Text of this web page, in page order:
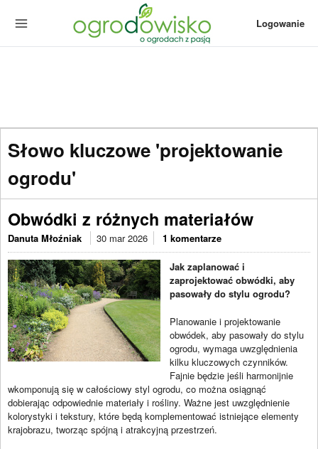
Logowanie
Słowo kluczowe 'projektowanie
ogrodu'
Obwódki z różnych materiałów
Danuta Młoźniak 30 mar 2026 1 komentarze
Jak zaplanować i
zaprojektować obwódki, aby
pasowały do stylu ogrodu?
Planowanie i projektowanie
obwódek, aby pasowały do stylu
ogrodu, wymaga uwzględnienia
kilku kluczowych czynników.
Fajnie będzie jeśli harmonijnie
wkomponują się w całościowy styl ogrodu, co można osiągnąć
dobierając odpowiednie materiały i rośliny. Ważne jest uwzględnienie
kolorystyki i tekstury, które będą komplementować istniejące elementy
krajobrazu, tworząc spójną i atrakcyjną przestrzeń.